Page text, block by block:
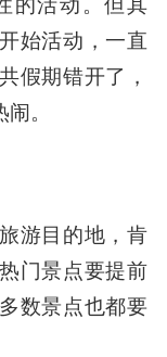
始活动，一直
假期错开了，
。
游目的地，肯
门景点要提前
数景点也都要